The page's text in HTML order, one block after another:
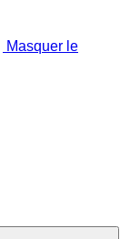
Masquer le